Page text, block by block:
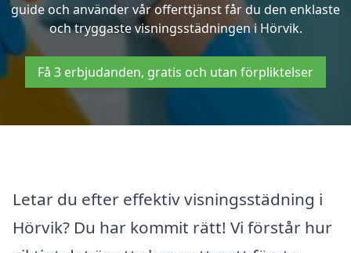
guide och använder vår offerttjänst får du den enklaste
och tryggaste visningsstädningen i Hörvik.
Få 3 erbjudanden, gratis och utan förpliktelser
Letar du efter effektiv visningsstädning i
Hörvik? Du har kommit rätt! Vi förstår hur